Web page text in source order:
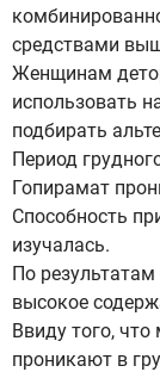
средствами
Женщинам
использовать
подбирать
Период
Гопирамат
Способность
изучалась.
По
высокое
Ввиду того, что
проникают в